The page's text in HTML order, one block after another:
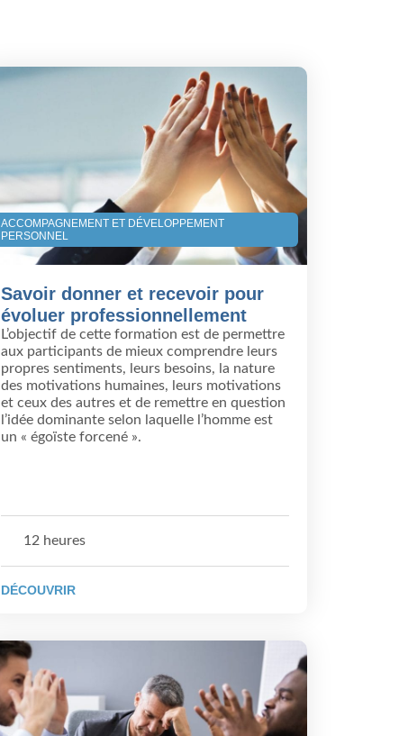
ACCOMPAGNEMENT ET DÉVELOPPEMENT
PERSONNEL
Savoir donner et recevoir pour
évoluer professionnellement
L’objectif de cette formation est de permettre
aux participants de mieux comprendre leurs
propres sentiments, leurs besoins, la nature
des motivations humaines, leurs motivations
et ceux des autres et de remettre en question
l’idée dominante selon laquelle l’homme est
un « égoïste forcené ».
12 heures
DÉCOUVRIR